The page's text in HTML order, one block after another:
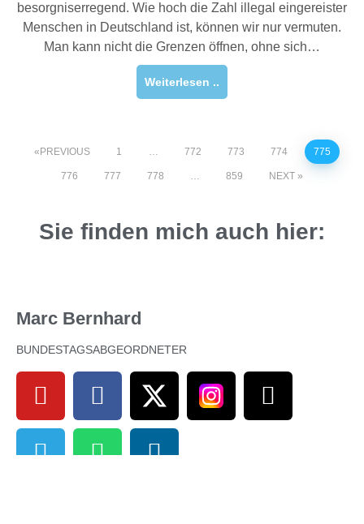
besorgniserregend. Wie hoch die Zahl illegal eingereister
Menschen in Deutschland ist, können wir nur vermuten.
Man kann nicht die Grenzen öffnen, ohne sich…
Weiterlesen ..
PREVIOUS 1 … 772 773 774 775
776 777 778 … 859 NEXT
Sie finden mich auch hier:
Marc Bernhard
BUNDESTAGSABGEORDNETER